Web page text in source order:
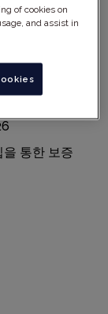
시스템은
통한 보증
of cookies on
and assist in